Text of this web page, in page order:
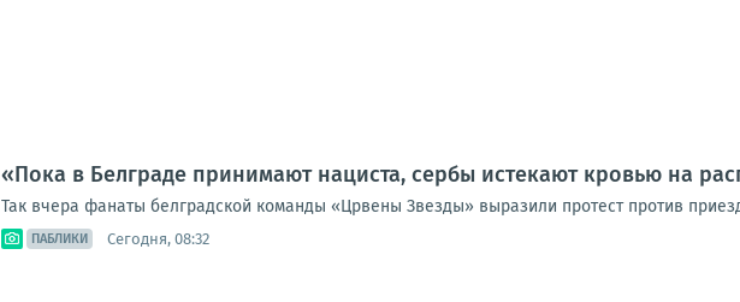
«Пока в Белграде принимают нациста, сербы истекают кровью на
Так вчера фанаты белградской команды «Црвены Звезды» выразили протест против
ПАБЛИКИ Сегодня, 08:32